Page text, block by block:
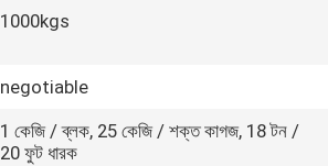
1000kgs
negotiable
1 কেজি / ব্লক, 25 কেজি / শক্ত কাগজ, 18 টন /
20 ফুট ধারক